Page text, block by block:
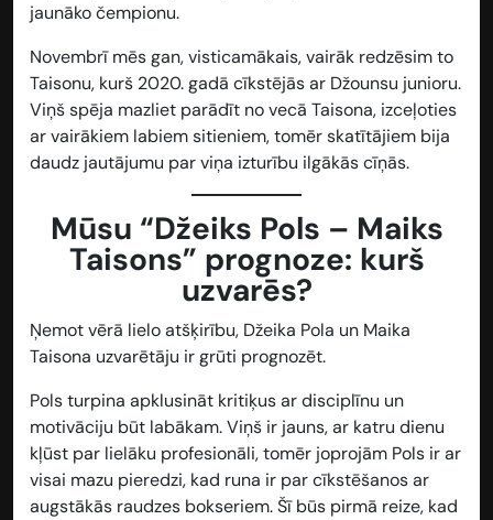
jaunāko čempionu.
Novembrī mēs gan, visticamākais, vairāk redzēsim to
Taisonu, kurš 2020. gadā cīkstējās ar Džounsu junioru.
Viņš spēja mazliet parādīt no vecā Taisona, izceļoties
ar vairākiem labiem sitieniem, tomēr skatītājiem bija
daudz jautājumu par viņa izturību ilgākās cīņās.
Mūsu “Džeiks Pols – Maiks
Taisons” prognoze: kurš
uzvarēs?
Ņemot vērā lielo atšķirību, Džeika Pola un Maika
Taisona uzvarētāju ir grūti prognozēt.
Pols turpina apklusināt kritiķus ar disciplīnu un
motivāciju būt labākam. Viņš ir jauns, ar katru dienu
kļūst par lielāku profesionāli, tomēr joprojām Pols ir ar
visai mazu pieredzi, kad runa ir par cīkstēšanos ar
augstākās raudzes bokseriem. Šī būs pirmā reize, kad